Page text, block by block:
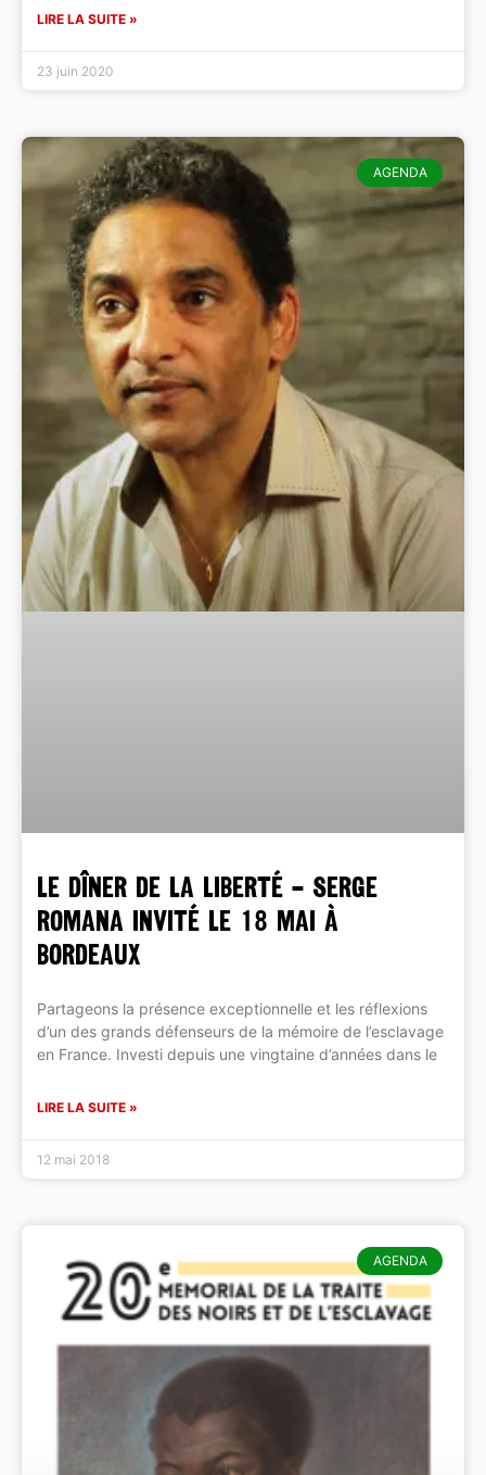
LIRE LA SUITE »
23 juin 2020
AGENDA
LE DÎNER DE LA LIBERTÉ – Serge
Romana invité le 18 mai à
Bordeaux
Partageons la présence exceptionnelle et les réflexions
d’un des grands défenseurs de la mémoire de l’esclavage
en France. Investi depuis une vingtaine d’années dans le
LIRE LA SUITE »
12 mai 2018
AGENDA